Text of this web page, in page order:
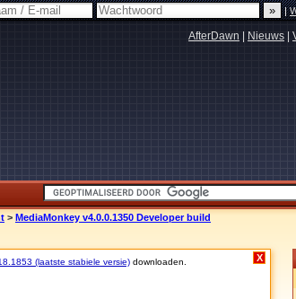
|
AfterDawn Nieuws
> MediaMonkey v4.0.0.1350 Developer build
(laatste stabiele versie) downloaden.
X